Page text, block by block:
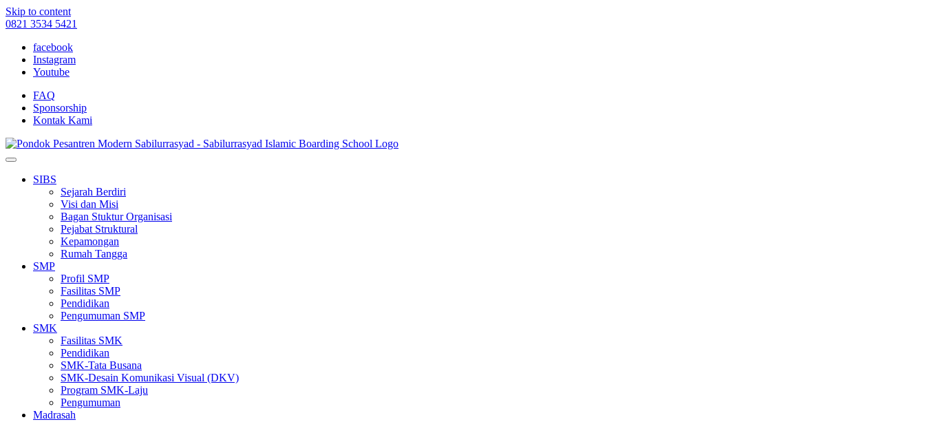
Skip to content
0821 3534 5421
facebook
Instagram
Youtube
FAQ
Sponsorship
Kontak Kami
SIBS
Sejarah Berdiri
Visi dan Misi
Bagan Stuktur Organisasi
Pejabat Struktural
Kepamongan
Rumah Tangga
SMP
Profil SMP
Fasilitas SMP
Pendidikan
Pengumuman SMP
SMK
Fasilitas SMK
Pendidikan
SMK-Tata Busana
SMK-Desain Komunikasi Visual (DKV)
Program SMK-Laju
Pengumuman
Madrasah